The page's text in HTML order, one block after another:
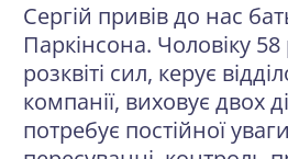
Сергій привів до нас
Паркінсона. Чоловіку 58
розквіті сил, керує
компанії, виховує двох
потребує постійної